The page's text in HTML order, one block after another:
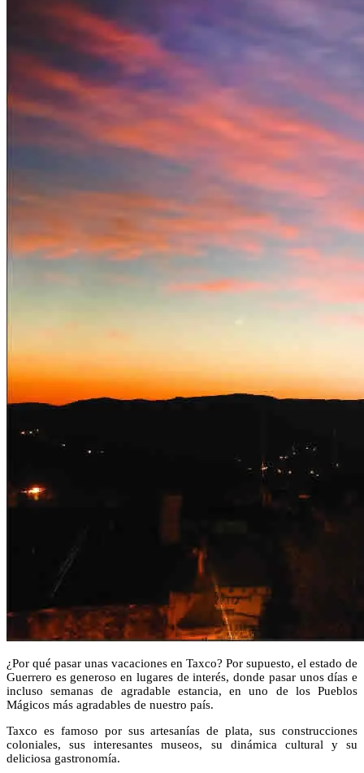
¿Por qué pasar unas vacaciones en Taxco? Por supuesto, el estado de
Guerrero es generoso en lugares de interés, donde pasar unos días e
incluso semanas de agradable estancia, en uno de los Pueblos
Mágicos más agradables de nuestro país.
Taxco es famoso por sus artesanías de plata, sus construcciones
coloniales, sus interesantes museos, su dinámica cultural y su
deliciosa gastronomía.